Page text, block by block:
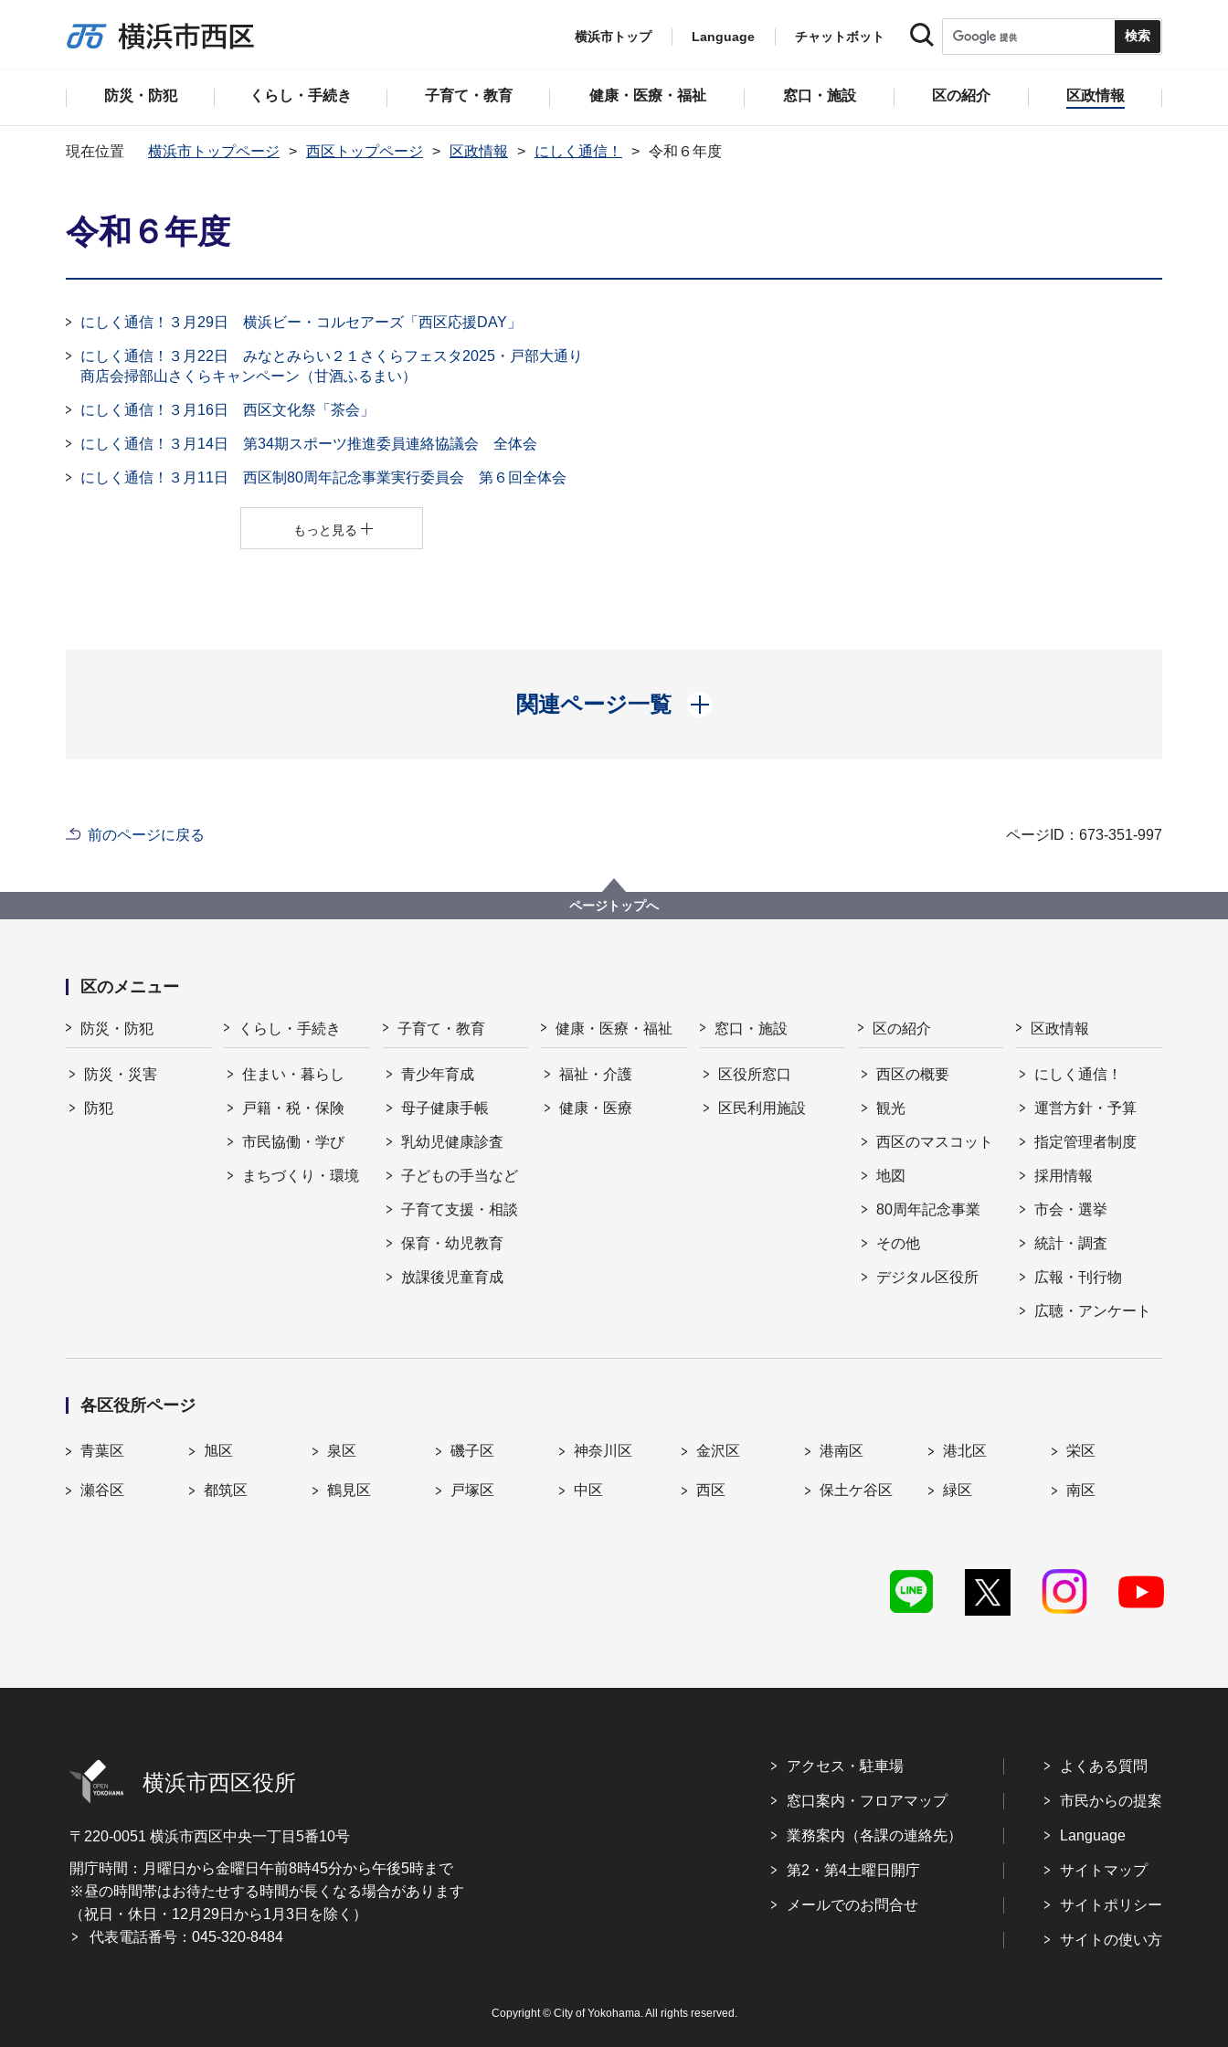
横浜市トップ Language チャットボット
防災・防犯 くらし・手続き 子育て・教育 健康・医療・福祉 窓口・施設 区の紹介 区政情報
現在位置 横浜市トップページ 西区トップページ 区政情報 にしく通信！ 令和６年度
令和６年度
にしく通信！３月29日 横浜ビー・コルセアーズ「西区応援DAY」
にしく通信！３月22日 みなとみらい２１さくらフェスタ2025・戸部大通り
商店会掃部山さくらキャンペーン（甘酒ふるまい）
にしく通信！３月16日 西区文化祭「茶会」
にしく通信！３月14日 第34期スポーツ推進委員連絡協議会 全体会
にしく通信！３月11日 西区制80周年記念事業実行委員会 第６回全体会
もっと見る
関連ページ一覧
開く
前のページに戻る ページID：673-351-997
ページトップへ
区のメニュー
防災・防犯
防災・災害
防犯
くらし・手続き
住まい・暮らし
戸籍・税・保険
市民協働・学び
まちづくり・環境
子育て・教育
青少年育成
母子健康手帳
乳幼児健康診査
子どもの手当など
子育て支援・相談
保育・幼児教育
放課後児童育成
健康・医療・福祉
福祉・介護
健康・医療
窓口・施設
区役所窓口
区民利用施設
区の紹介
西区の概要
観光
西区のマスコット
地図
80周年記念事業
その他
デジタル区役所
区政情報
にしく通信！
運営方針・予算
指定管理者制度
採用情報
市会・選挙
統計・調査
広報・刊行物
広聴・アンケート
各区役所ページ
青葉区 旭区 泉区 磯子区 神奈川区 金沢区 港南区 港北区 栄区
瀬谷区 都筑区 鶴見区 戸塚区 中区 西区 保土ケ谷区 緑区 南区
横浜市西区役所
〒220-0051 横浜市西区中央一丁目5番10号
開庁時間：月曜日から金曜日午前8時45分から午後5時まで
※昼の時間帯はお待たせする時間が長くなる場合があります
（祝日・休日・12月29日から1月3日を除く）
代表電話番号：045-320-8484
アクセス・駐車場
窓口案内・フロアマップ
業務案内（各課の連絡先）
第2・第4土曜日開庁
メールでのお問合せ
よくある質問
市民からの提案
Language
サイトマップ
サイトポリシー
サイトの使い方
Copyright © City of Yokohama. All rights reserved.